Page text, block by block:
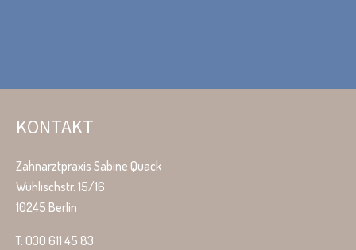
KONTAKT
Zahnarztpraxis Sabine Quack
Wühlischstr. 15/16
10245 Berlin
T: 030 611 45 83